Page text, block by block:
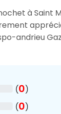
à Saint
andrieu
(0)
(0)